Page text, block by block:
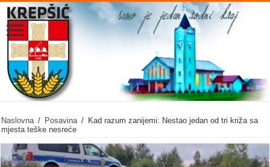
Naslovna / Posavina / Kad razum zanijemi: Nestao jedan od tri križa sa
mjesta teške nesreće